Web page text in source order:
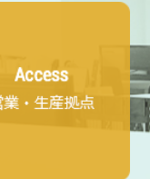
ついて（第